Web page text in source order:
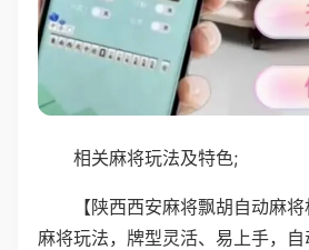
相关麻将玩法及特色;
【陕西西安麻将飘胡自动麻
麻将玩法，牌型灵活、易上手，